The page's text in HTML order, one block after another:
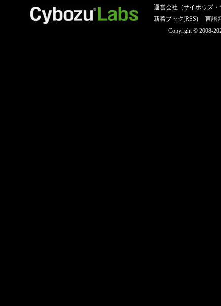
運営会社（サイボウズ・
新着ブック(RSS)
言語
Copyright © 2008-